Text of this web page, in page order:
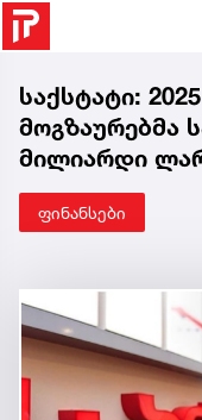
საქსტატი:
მოგზაურებმა
მილიარდი
ფინანსები